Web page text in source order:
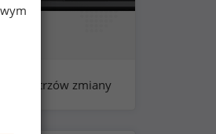
- mistrzów zmiany